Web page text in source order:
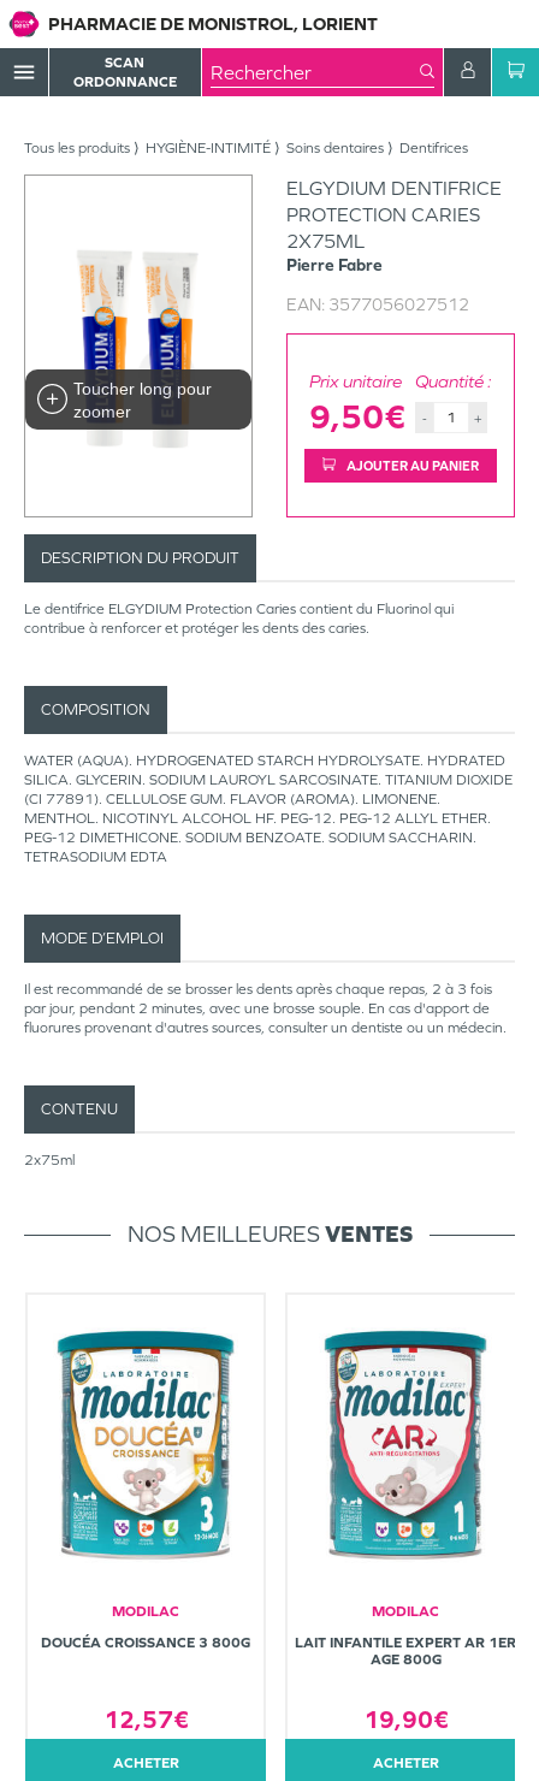
PHARMACIE DE MONISTROL, LORIENT
menu
SCAN
ORDONNANCE
Tous les produits HYGIÈNE-INTIMITÉ Soins dentaires Dentifrices
Toucher long pour
zoomer
ELGYDIUM DENTIFRICE
PROTECTION CARIES
2X75ML
Pierre Fabre
EAN: 3577056027512
Prix unitaire
9,50€
Quantité :
- +
AJOUTER AU PANIER
DESCRIPTION DU PRODUIT
Le dentifrice ELGYDIUM Protection Caries contient du Fluorinol qui
contribue à renforcer et protéger les dents des caries.
COMPOSITION
WATER (AQUA). HYDROGENATED STARCH HYDROLYSATE. HYDRATED
SILICA. GLYCERIN. SODIUM LAUROYL SARCOSINATE. TITANIUM DIOXIDE
(CI 77891). CELLULOSE GUM. FLAVOR (AROMA). LIMONENE.
MENTHOL. NICOTINYL ALCOHOL HF. PEG-12. PEG-12 ALLYL ETHER.
PEG-12 DIMETHICONE. SODIUM BENZOATE. SODIUM SACCHARIN.
TETRASODIUM EDTA
MODE D’EMPLOI
Il est recommandé de se brosser les dents après chaque repas, 2 à 3 fois
par jour, pendant 2 minutes, avec une brosse souple. En cas d'apport de
fluorures provenant d'autres sources, consulter un dentiste ou un médecin.
CONTENU
2x75ml
NOS MEILLEURESVENTES
MODILAC
DOUCÉA CROISSANCE 3 800G
12,57€
ACHETER
MODILAC
LAIT INFANTILE EXPERT AR 1ER
AGE 800G
19,90€
ACHETER